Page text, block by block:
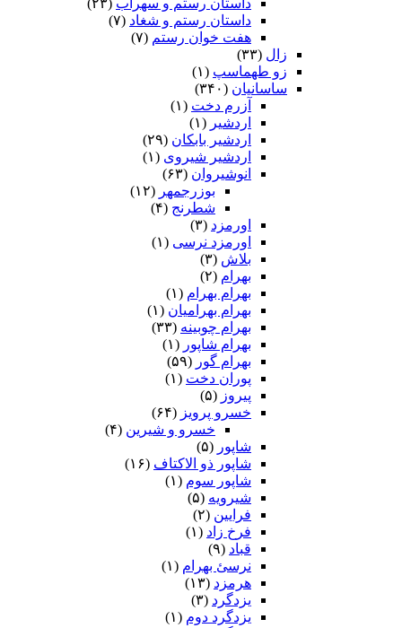
داستان رستم و سهراب (۲۳)
داستان رستم و شغاد (۷)
هفت خوان رستم‏ (۷)
زال (۳۳)
زو طهماسپ‏ (۱)
ساسانیان (۳۴۰)
آزرم دخت (۱)
اردشیر (۱)
اردشیر بابکان (۲۹)
اردشیر شیروی (۱)
انوشیروان (۶۳)
بوزرجمهر (۱۲)
شطرنج (۴)
اورمزد (۳)
اورمزد نرسى‏ (۱)
بلاش (۳)
بهرام (۲)
بهرام بهرام (۱)
بهرام بهرامیان‏ (۱)
بهرام چوبینه (۳۳)
بهرام شاپور (۱)
بهرام گور (۵۹)
پوران دخت (۱)
پیروز (۵)
خسرو پرویز (۶۴)
خسرو و شیرین (۴)
شاپور (۵)
شاپور ذو الاکتاف (۱۶)
شاپور سوم‏ (۱)
شیرویه (۵)
فرایین (۲)
فرخ زاد (۱)
قباد (۹)
نرسئ بهرام‏ (۱)
هرمزد (۱۳)
یزدگرد (۳)
یزدگرد دوم (۱)